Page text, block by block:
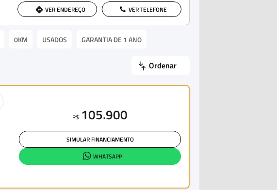
VER ENDEREÇO VER TELEFONE
0KM USADOS GARANTIA DE 1 ANO
Ordenar
R$ 105.900
SIMULAR FINANCIAMENTO
WHATSAPP